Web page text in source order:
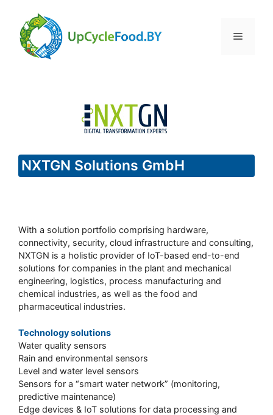
content
Menu
NXTGN Solutions GmbH
With a solution portfolio comprising hardware,
connectivity, security, cloud infrastructure and consulting,
NXTGN is a holistic provider of IoT-based end-to-end
solutions for companies in the plant and mechanical
engineering, logistics, process manufacturing and
chemical industries, as well as the food and
pharmaceutical industries.
Technology solutions
Water quality sensors
Rain and environmental sensors
Level and water level sensors
Sensors for a “smart water network” (monitoring,
predictive maintenance)
Edge devices & IoT solutions for data processing and